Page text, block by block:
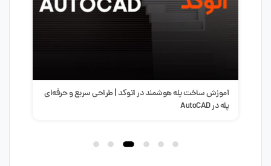
آموزش ساخت پله هوشمند در اتوکد | طراحی سریع و حرفه‌ای
پله در AutoCAD